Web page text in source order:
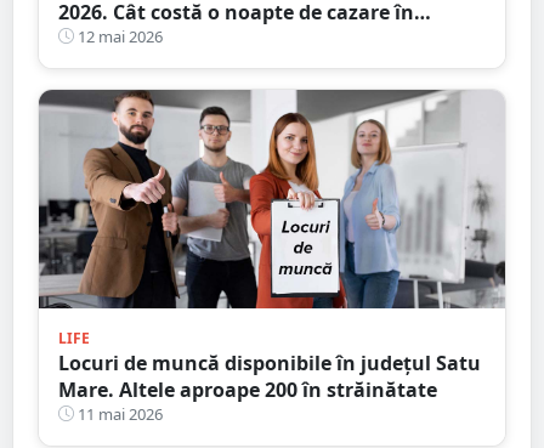
2026. Cât costă o noapte de cazare în
principalele stațiuni de la Marea Neagră
12 mai 2026
LIFE
Locuri de muncă disponibile în județul Satu
Mare. Altele aproape 200 în străinătate
11 mai 2026